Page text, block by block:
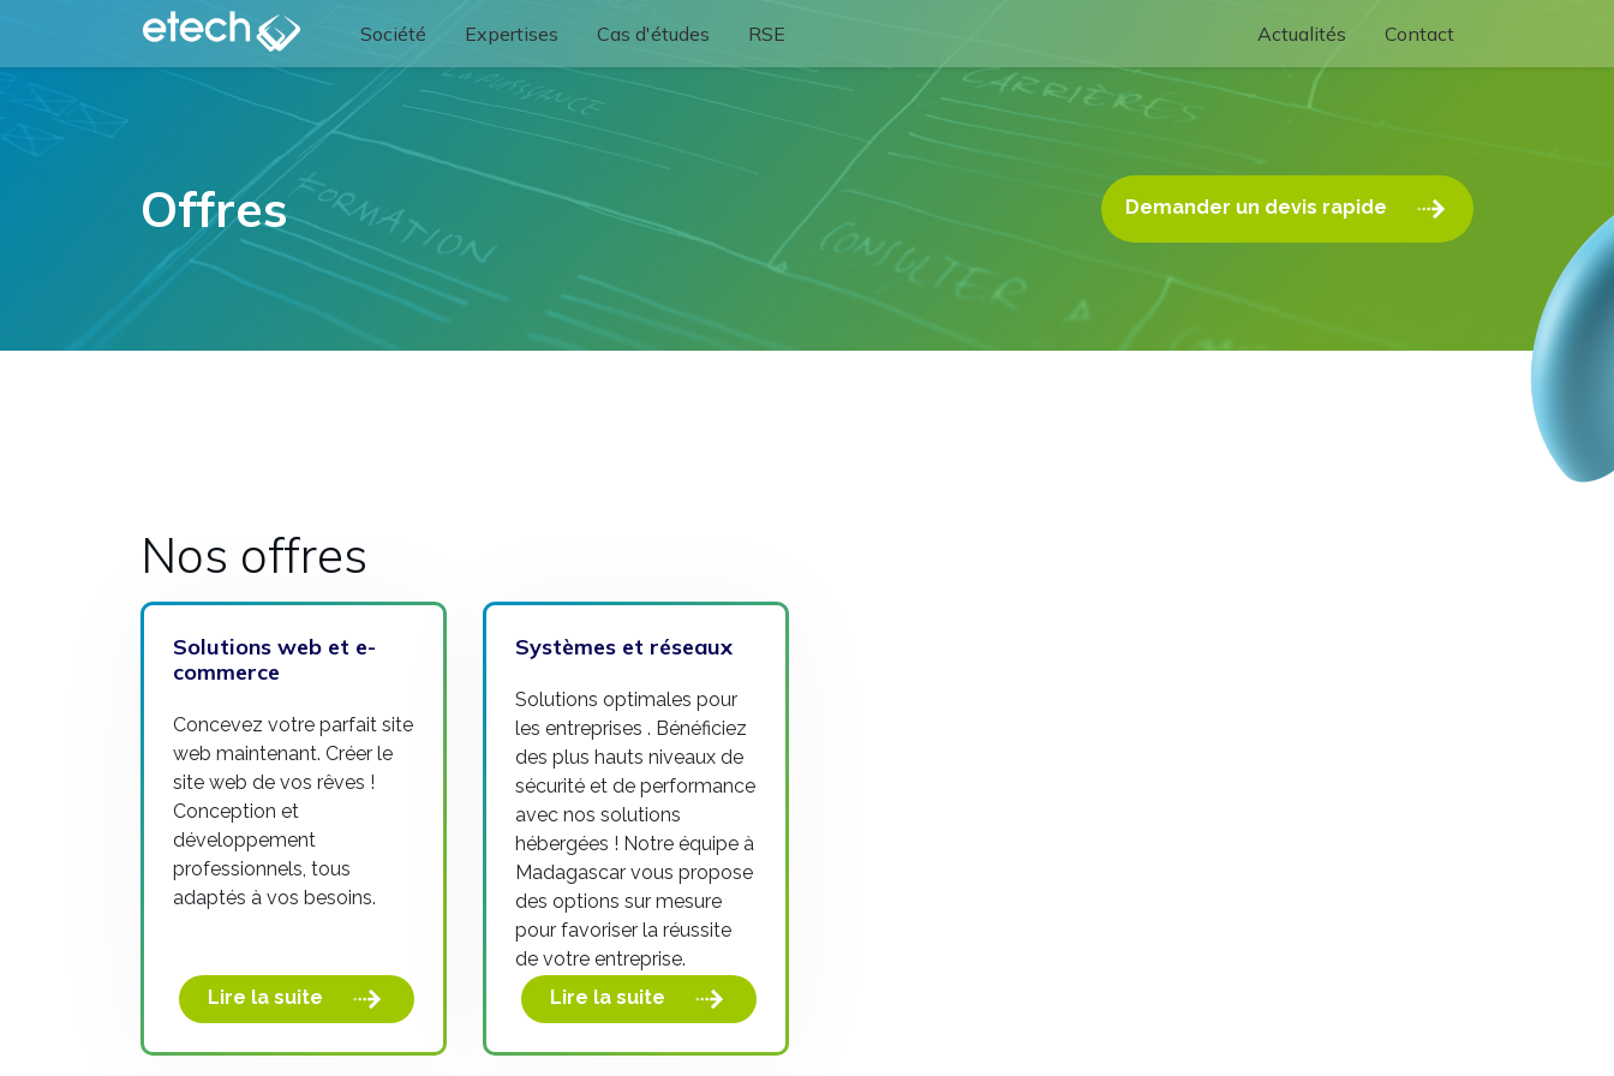
Société Expertises Cas d'études RSE Actualités Contact
Offres Demander un devis rapide
Nos offres
Solutions web et e-
commerce
Concevez votre parfait site
web maintenant. Créer le
site web de vos rêves !
Conception et
développement
professionnels, tous
adaptés à vos besoins.
Lire la suite
Systèmes et réseaux
Solutions optimales pour
les entreprises . Bénéficiez
des plus hauts niveaux de
sécurité et de performance
avec nos solutions
hébergées ! Notre équipe à
Madagascar vous propose
des options sur mesure
pour favoriser la réussite
de votre entreprise.
Lire la suite